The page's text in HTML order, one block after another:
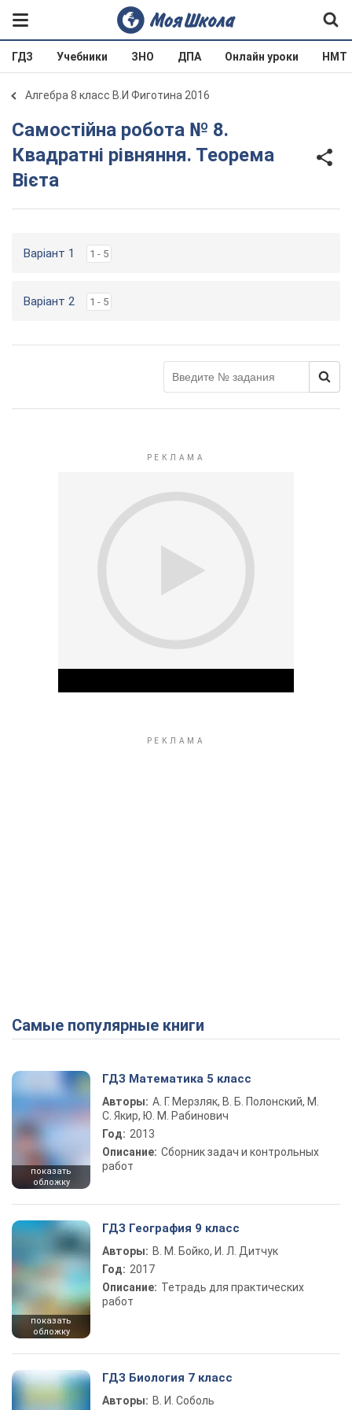
ГДЗ Учебники ЗНО ДПА Онлайн уроки НМТ
Алгебра 8 класс В.И Фиготина 2016
Самостійна робота № 8.
Квадратні рівняння. Теорема
Вієта
Варіант 1 1 - 5
Варіант 2 1 - 5
Самые популярные книги
показать
обложку
ГДЗ Математика 5 класс
Авторы: А. Г. Мерзляк, В. Б. Полонский, М.
С. Якир, Ю. М. Рабинович
Год: 2013
Описание: Сборник задач и контрольных
работ
показать
обложку
ГДЗ География 9 класс
Авторы: В. М. Бойко, И. Л. Дитчук
Год: 2017
Описание: Тетрадь для практических
работ
ГДЗ Биология 7 класс
Авторы: В. И. Соболь